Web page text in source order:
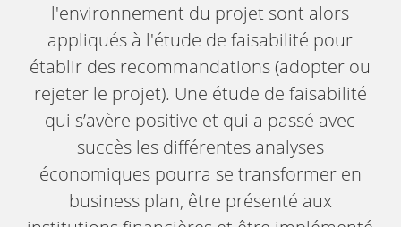
l'environnement du projet sont alors
appliqués à l'étude de faisabilité pour
établir des recommandations (adopter ou
rejeter le projet). Une étude de faisabilité
qui s’avère positive et qui a passé avec
succès les différentes analyses
économiques pourra se transformer en
business plan, être présenté aux